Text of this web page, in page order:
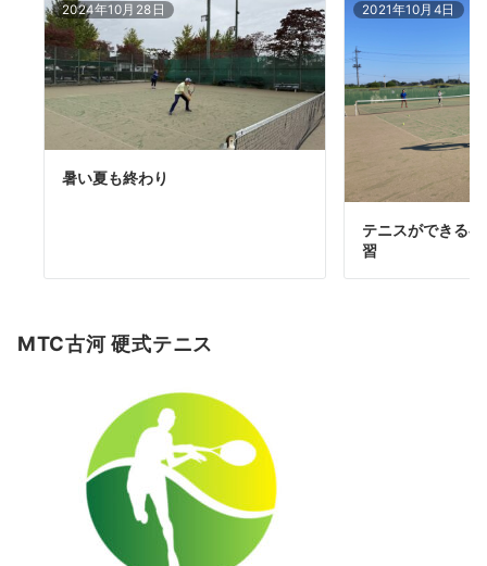
2024年10月28日
暑い夏も終わり
2021年10月4日
テニスができる
習
MTC古河 硬式テニス